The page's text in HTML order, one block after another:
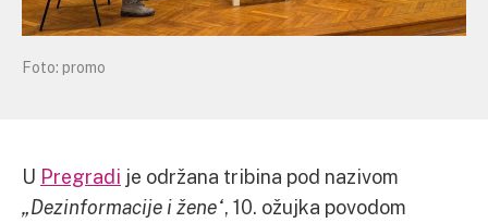
Foto: promo
U Pregradi je održana tribina pod nazivom
„Dezinformacije i žene“, 10. ožujka povodom